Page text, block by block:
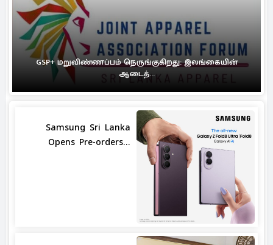
GSP+ மறுவிண்ணப்பம் நெருங்குகிறது: இலங்கையின்
ஆடைத்...
Samsung Sri Lanka
Opens Pre-orders...